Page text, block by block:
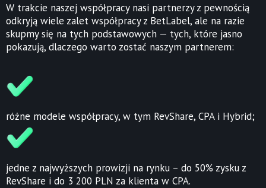
W trakcie naszej współpracy nasi partnerzy z pewnością
odkryją wiele zalet współpracy z BetLabel, ale na razie
skupmy się na tych podstawowych — tych, które jasno
pokazują, dlaczego warto zostać naszym partnerem:
różne modele współpracy, w tym RevShare, CPA i Hybrid;
jedne z najwyższych prowizji na rynku – do 50% zysku z
RevShare i do 3 200 PLN za klienta w CPA.